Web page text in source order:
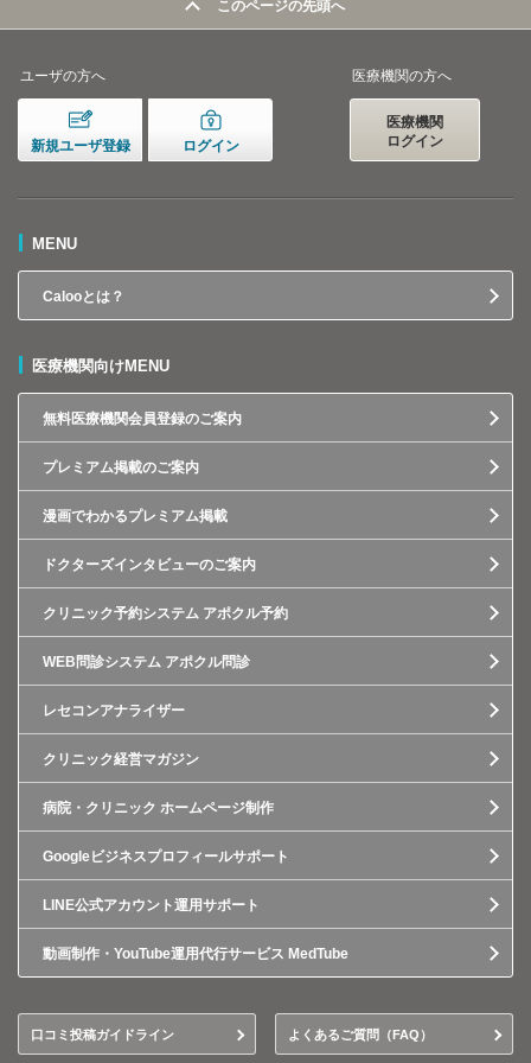
このページの先頭へ
ユーザの方へ
新規ユーザ登録 ログイン
医療機関の方へ
医療機関
ログイン
MENU
Calooとは？
医療機関向けMENU
無料医療機関会員登録のご案内
プレミアム掲載のご案内
漫画でわかるプレミアム掲載
ドクターズインタビューのご案内
クリニック予約システム アポクル予約
WEB問診システム アポクル問診
レセコンアナライザー
クリニック経営マガジン
病院・クリニック ホームページ制作
Googleビジネスプロフィールサポート
LINE公式アカウント運用サポート
動画制作・YouTube運用代行サービス MedTube
口コミ投稿ガイドライン よくあるご質問（FAQ）